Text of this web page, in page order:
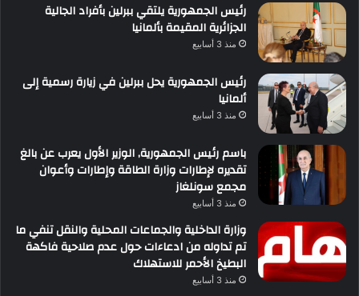
رئيس الجمهورية يلتقي ببرلين بأفراد الجالية
الجزائرية المقيمة بألمانيا
منذ 3 أسابيع
رئيس الجمهورية يحل ببرلين في زيارة رسمية إلى
ألمانيا
منذ 3 أسابيع
باسم رئيس الجمهورية, الوزير الأول يعرب عن بالغ
تقديره لإطارات وزارة الطاقة وإطارات وأعوان
مجمع سونلغاز
منذ 3 أسابيع
وزارة الداخلية والجماعات المحلية والنقل تنفي ما
تم تداوله من ادعاءات حول عدم صلاحية فاكهة
البطيخ الأحمر للاستهلاك
منذ 3 أسابيع